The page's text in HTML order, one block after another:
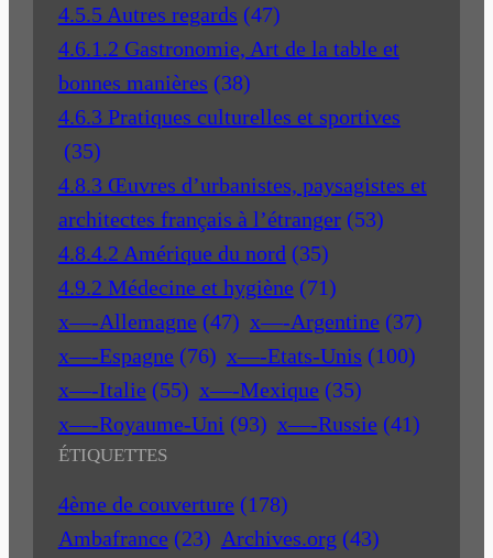
4.5.5 Autres regards (47)
4.6.1.2 Gastronomie, Art de la table et
bonnes manières (38)
4.6.3 Pratiques culturelles et sportives
(35)
4.8.3 Œuvres d’urbanistes, paysagistes et
architectes français à l’étranger (53)
4.8.4.2 Amérique du nord (35)
4.9.2 Médecine et hygiène (71)
x—-Allemagne (47) x—-Argentine (37)
x—-Espagne (76) x—-Etats-Unis (100)
x—-Italie (55) x—-Mexique (35)
x—-Royaume-Uni (93) x—-Russie (41)
ÉTIQUETTES
4ème de couverture (178)
Ambafrance (23) Archives.org (43)